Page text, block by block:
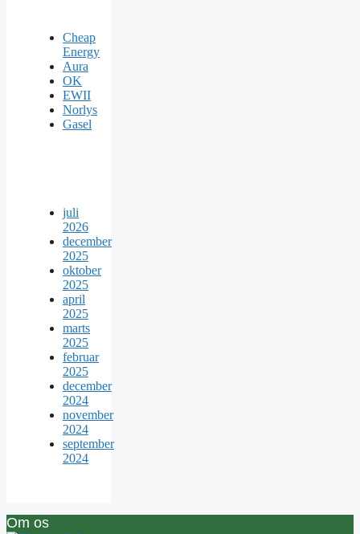
Cheap
Energy
Aura
OK
EWII
Norlys
Gasel
juli
2026
december
2025
oktober
2025
april
2025
marts
2025
februar
2025
december
2024
november
2024
september
2024
Om os